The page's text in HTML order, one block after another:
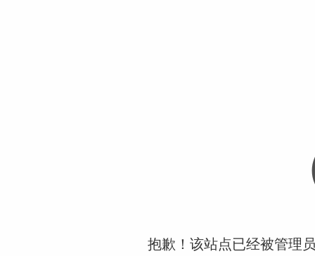
抱歉！该站点已经被管理